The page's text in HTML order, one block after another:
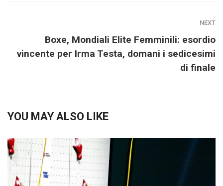
NEXT
Boxe, Mondiali Elite Femminili: esordio
vincente per Irma Testa, domani i sedicesimi
di finale
YOU MAY ALSO LIKE